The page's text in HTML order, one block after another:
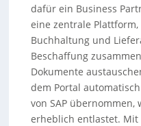
dafür ein Business
eine zentrale
Buchhaltung und
Beschaffung
Dokumente
dem Portal
von SAP
erheblich entlastet. Mit